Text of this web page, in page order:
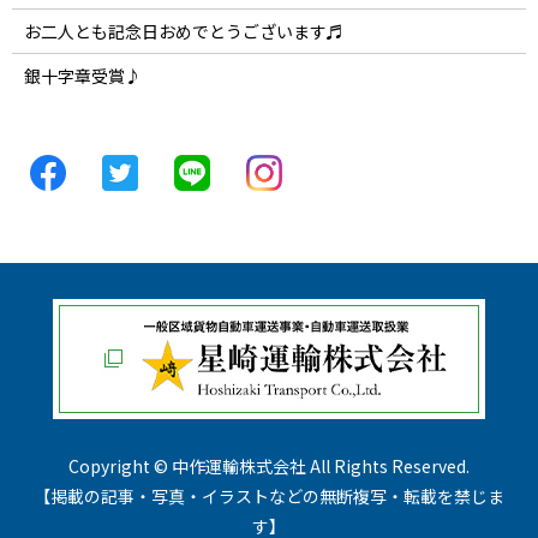
お二人とも記念日おめでとうございます♬
銀十字章受賞♪
Copyright © 中作運輸株式会社 All Rights Reserved.
【掲載の記事・写真・イラストなどの無断複写・転載を禁じま
す】